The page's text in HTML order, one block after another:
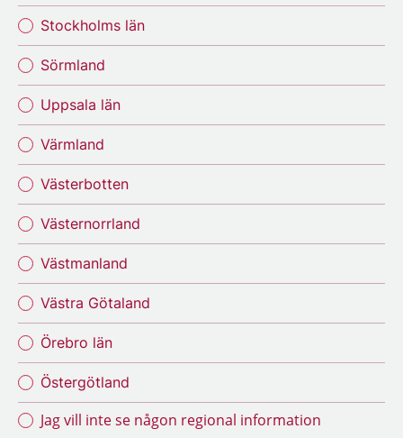
Stockholms län
Sörmland
Uppsala län
Värmland
Västerbotten
Västernorrland
Västmanland
Västra Götaland
Örebro län
Östergötland
Jag vill inte se någon regional information